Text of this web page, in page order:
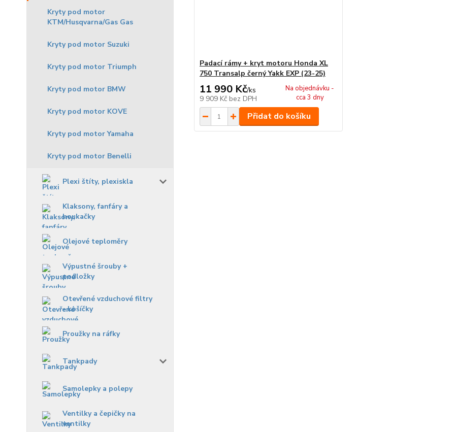
Kryty pod motor
KTM/Husqvarna/Gas Gas
Kryty pod motor Suzuki
Kryty pod motor Triumph
Kryty pod motor BMW
Kryty pod motor KOVE
Kryty pod motor Yamaha
Kryty pod motor Benelli
Plexi štíty, plexiskla
Klaksony, fanfáry a
houkačky
Olejové teploměry
Výpustné šrouby +
podložky
Otevřené vzduchové filtry
- košíčky
Proužky na ráfky
Tankpady
Samolepky a polepy
Ventilky a čepičky na
ventilky
Padací rámy + kryt motoru Honda XL
750 Transalp černý Yakk EXP (23-25)
11 990 Kč/ks
9 909 Kč bez DPH
Na objednávku -
cca 3 dny
Přidat do košíku